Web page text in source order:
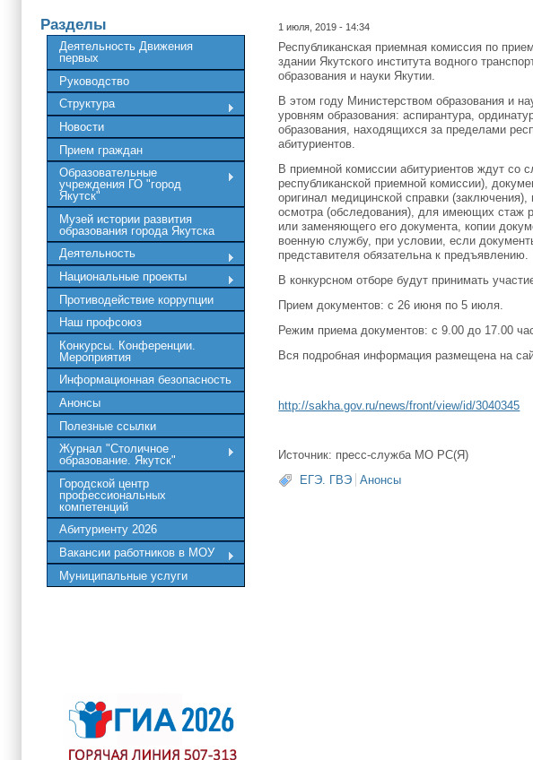
Разделы
Деятельность Движения
первых
Руководство
Структура
Новости
Прием граждан
Образовательные
учреждения ГО "город
Якутск"
Музей истории развития
образования города Якутска
Деятельность
Национальные проекты
Противодействие коррупции
Наш профсоюз
Конкурсы. Конференции.
Мероприятия
Информационная безопасность
Анонсы
Полезные ссылки
Журнал "Столичное
образование. Якутск"
Городской центр
профессиональных
компетенций
Абитуриенту 2026
Вакансии работников в МОУ
Муниципальные услуги
1 июля, 2019 - 14:34
Республиканская приемная комиссия по
здании Якутского института водного
образования и науки Якутии.
В этом году Министерством образования и
уровням образования: аспирантура,
образования, находящихся за пределами
абитуриентов.
В приемной комиссии абитуриентов ждут
республиканской приемной комиссии),
оригинал медицинской справки
осмотра (обследования), для имеющих стаж
или заменяющего его документа, копии
военную службу, при условии, если
представителя обязательна к предъявлению.
В конкурсном отборе будут принимать
Прием документов: с 26 июня по 5 июля.
Режим приема документов: с 9.00 до 17.00
Вся подробная информация размещена на
http://sakha.gov.ru/news/front/view/id/3040345
Источник: пресс-служба МО РС(Я)
ЕГЭ. ГВЭ
Анонсы